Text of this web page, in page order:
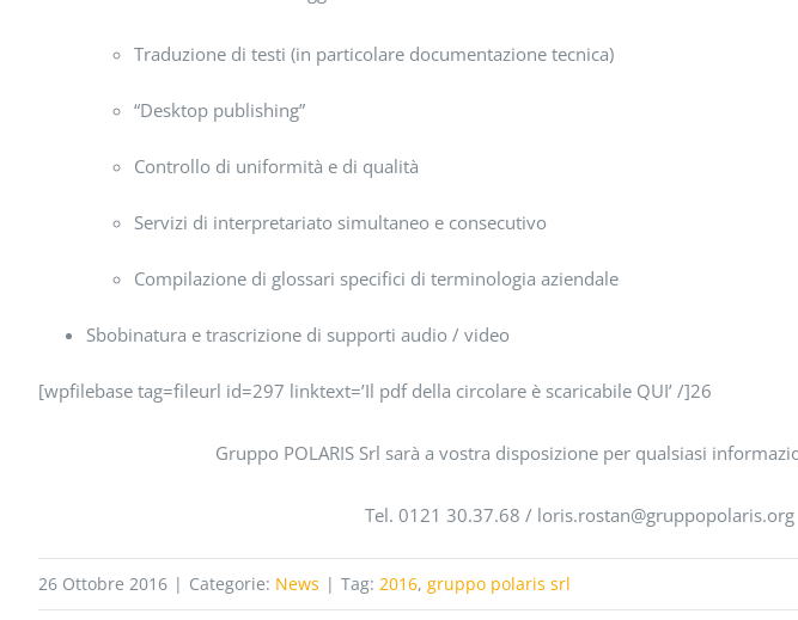
Traduzione di testi (in particolare documentazione tecnica)
“Desktop publishing”
Controllo di uniformità e di qualità
Servizi di interpretariato simultaneo e consecutivo
Compilazione di glossari specifici di terminologia aziendale
Sbobinatura e trascrizione di supporti audio / video
[wpfilebase tag=fileurl id=297 linktext=’Il pdf della circolare è scaricabile QUI’ /]26
Gruppo POLARIS Srl sarà a vostra disposizione per qualsiasi
Tel. 0121 30.37.68 / loris.rostan@gruppopolaris.org
26 Ottobre 2016 | Categorie: News | Tag: 2016, gruppo polaris srl